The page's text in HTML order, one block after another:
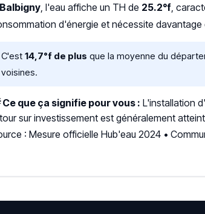
Balbigny, l'eau affiche un TH de 25.2°f,
d'énergie et nécessite davantage
C'est 14,7°f de plus que la moyenne du
voisines.
Ce que ça signifie pour vous : L'installation
sur investissement est généralement
: Mesure officielle Hub'eau 2024 •